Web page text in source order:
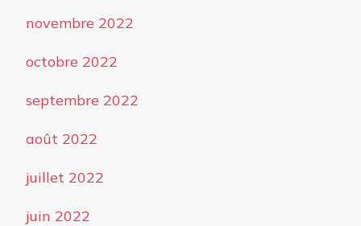
novembre 2022
octobre 2022
septembre 2022
août 2022
juillet 2022
juin 2022